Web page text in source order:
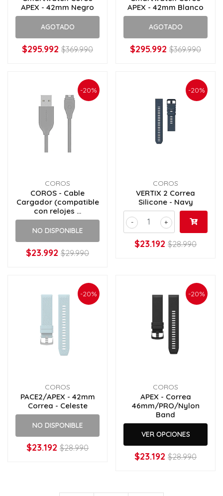
APEX - 42mm Negro
AGOTADO
$295.992 $369.990
APEX - 42mm Blanco
AGOTADO
$295.992 $369.990
-20%
COROS
COROS - Cable
Cargador (compatible
con relojes ...
NO DISPONIBLE
$23.992 $29.990
-20%
COROS
VERTIX 2 Correa
Silicone - Navy
+
-
$23.192 $28.990
-20%
COROS
PACE2/APEX - 42mm
Correa - Celeste
NO DISPONIBLE
$23.192 $28.990
-20%
COROS
APEX - Correa
46mm/PRO/Nylon
Band
VER OPCIONES
$23.192 $28.990